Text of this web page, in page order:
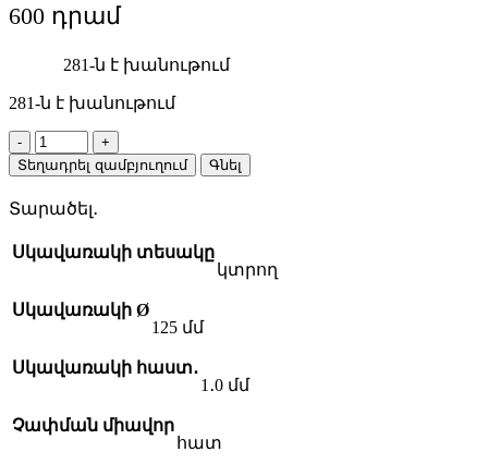
600
281-ն է խանութում
281-ն է խանութում
Hilco
Hildisc
41
կտրող
սկավառակ
quantity
Տեղադրել զամբյուղում Գնել
Տարածել․
Սկավառակի տեսակը
կտրող
Սկավառակի Ø
125 մմ
Սկավառակի հաստ․
1․0 մմ
Չափման միավոր
հատ